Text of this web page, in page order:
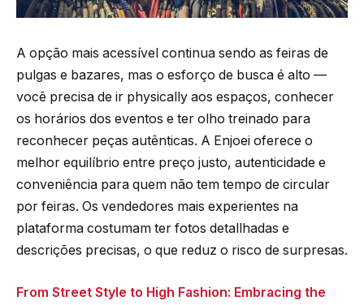
A opção mais acessível continua sendo as feiras de
pulgas e bazares, mas o esforço de busca é alto —
você precisa de ir physically aos espaços, conhecer
os horários dos eventos e ter olho treinado para
reconhecer peças autênticas. A Enjoei oferece o
melhor equilíbrio entre preço justo, autenticidade e
conveniência para quem não tem tempo de circular
por feiras. Os vendedores mais experientes na
plataforma costumam ter fotos detallhadas e
descrições precisas, o que reduz o risco de surpresas.
From Street Style to High Fashion: Embracing the